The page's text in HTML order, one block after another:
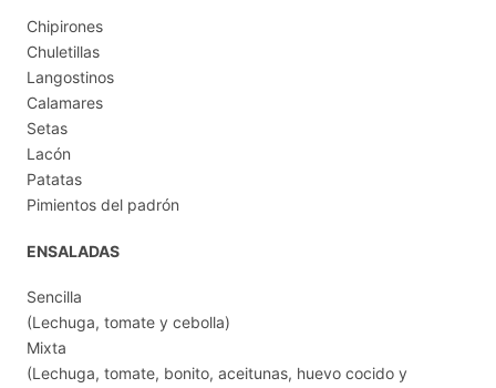
Chipirones
Chuletillas
Langostinos
Calamares
Setas
Lacón
Patatas
Pimientos del padrón
ENSALADAS
Sencilla
(Lechuga, tomate y cebolla)
Mixta
(Lechuga, tomate, bonito, aceitunas, huevo cocido y